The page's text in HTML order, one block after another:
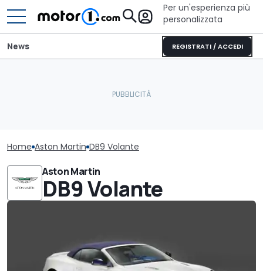
Per un'esperienza più
personalizzata
REGISTRATI / ACCEDI
News
Home Aston Martin DB9 Volante
Aston Martin
DB9 Volante